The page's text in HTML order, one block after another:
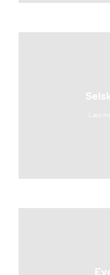
Læs